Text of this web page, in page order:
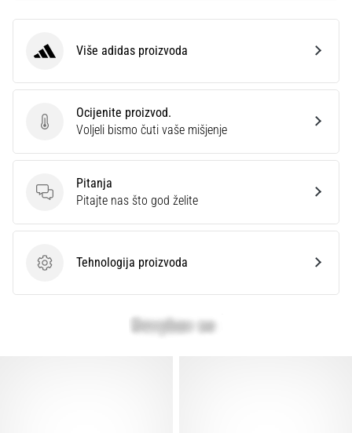
Ocijenite proizvod.
Ocijenite proizvod.
Voljeli bismo čuti vaše mišjenje
Pitanja
Pitanja
Pitajte nas što god želite
Tehnologija proizvoda
Tehnologija proizvoda
adidas Više adidas proizvoda